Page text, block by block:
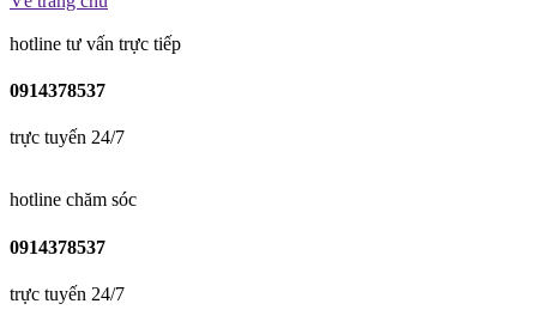
hotline tư vấn trực tiếp
0914378537
trực tuyến 24/7
hotline chăm sóc
0914378537
trực tuyến 24/7